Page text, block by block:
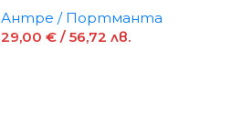
Антре / Портманта
29,00 €/ 56,72 лв.